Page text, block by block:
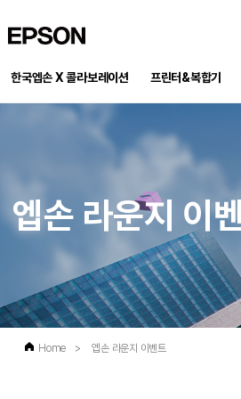
한국엡손 X 콜라보레이션 프린터&복합기
엡손 라운지 이
Home > 엡손 라운지 이벤트